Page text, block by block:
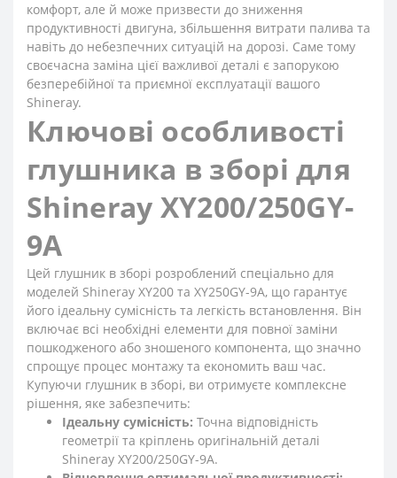
комфорт, але й може призвести до зниження
продуктивності двигуна, збільшення витрати палива та
навіть до небезпечних ситуацій на дорозі. Саме тому
своєчасна заміна цієї важливої деталі є запорукою
безперебійної та приємної експлуатації вашого
Shineray.
Ключові особливості
глушника в зборі для
Shineray XY200/250GY-
9A
Цей глушник в зборі розроблений спеціально для
моделей Shineray XY200 та XY250GY-9A, що гарантує
його ідеальну сумісність та легкість встановлення. Він
включає всі необхідні елементи для повної заміни
пошкодженого або зношеного компонента, що значно
спрощує процес монтажу та економить ваш час.
Купуючи глушник в зборі, ви отримуєте комплексне
рішення, яке забезпечить:
Ідеальну сумісність: Точна відповідність
геометрії та кріплень оригінальній деталі
Shineray XY200/250GY-9A.